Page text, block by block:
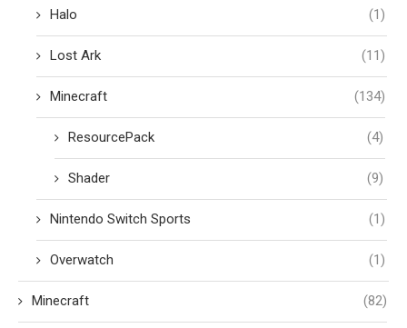
Halo (1)
Lost Ark (11)
Minecraft (134)
ResourcePack (4)
Shader (9)
Nintendo Switch Sports (1)
Overwatch (1)
Minecraft (82)